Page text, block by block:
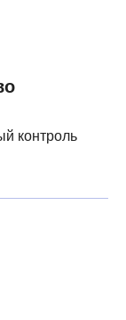
контроль